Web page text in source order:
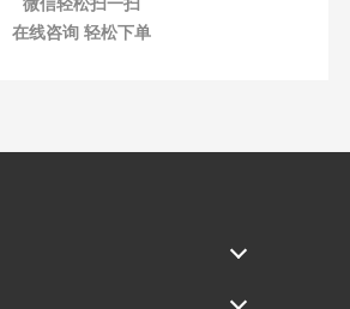
在线咨询 轻松下单